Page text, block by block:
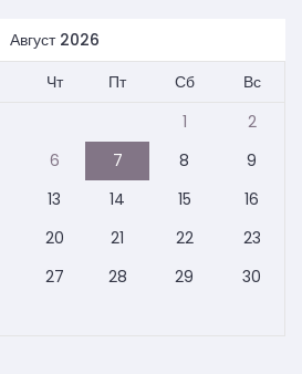
Август 2026
Чт Пт Сб
Вс
1
2
6 7 8
9
13 14 15
16
20 21 22
23
27 28 29
30